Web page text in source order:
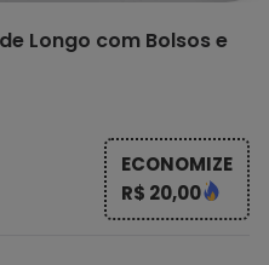
Longo com Bolsos e
ECONOMIZE
R$ 20,00